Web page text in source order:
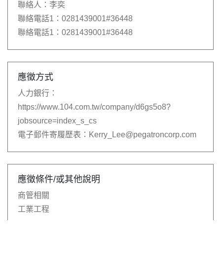
聯絡人： 李奕
聯絡電話1： 0281439001#36448
聯絡電話1： 0281439001#36448
應徵方式
人力銀行：
https://www.104.com.tw/company/d6gs5o8?
jobsource=index_s_cs
電子郵件寄履歷表： Kerry_Lee@pegatroncorp.com
應徵條件/或其他說明
商管相關
工業工程